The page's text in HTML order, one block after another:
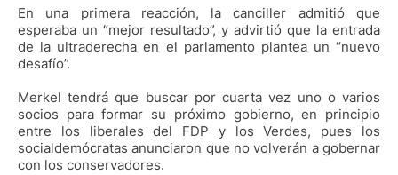
En una primera reacción, la canciller admitió que
esperaba un “mejor resultado”, y advirtió que la entrada
de la ultraderecha en el parlamento plantea un “nuevo
desafío”.
Merkel tendrá que buscar por cuarta vez uno o varios
socios para formar su próximo gobierno, en principio
entre los liberales del FDP y los Verdes, pues los
socialdemócratas anunciaron que no volverán a gobernar
con los conservadores.